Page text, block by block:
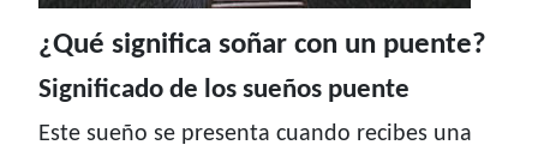
¿Qué significa soñar con un puente?
Significado de los sueños puente
Este sueño se presenta cuando recibes una